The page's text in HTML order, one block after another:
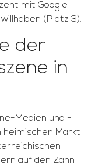
mit Google
(Platz 3).
der
in
Medien und -
Markt
auf den Zahn